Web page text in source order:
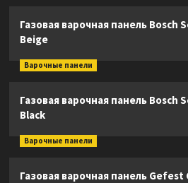
Газовая варочная панель Bosch
Beige
Варочные панели
Газовая варочная панель Bosch
Black
Варочные панели
Газовая варочная панель Gefest